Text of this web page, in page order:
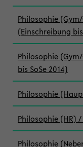
Philosophie
(Einschreibung
Philosophie
bis SoSe 2014)
Philosophie
Philosophie (HR)
Philosophie